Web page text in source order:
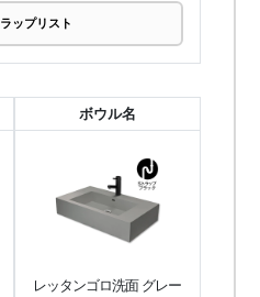
ップリスト
ボウル名
レッタンゴロ洗面 グレー